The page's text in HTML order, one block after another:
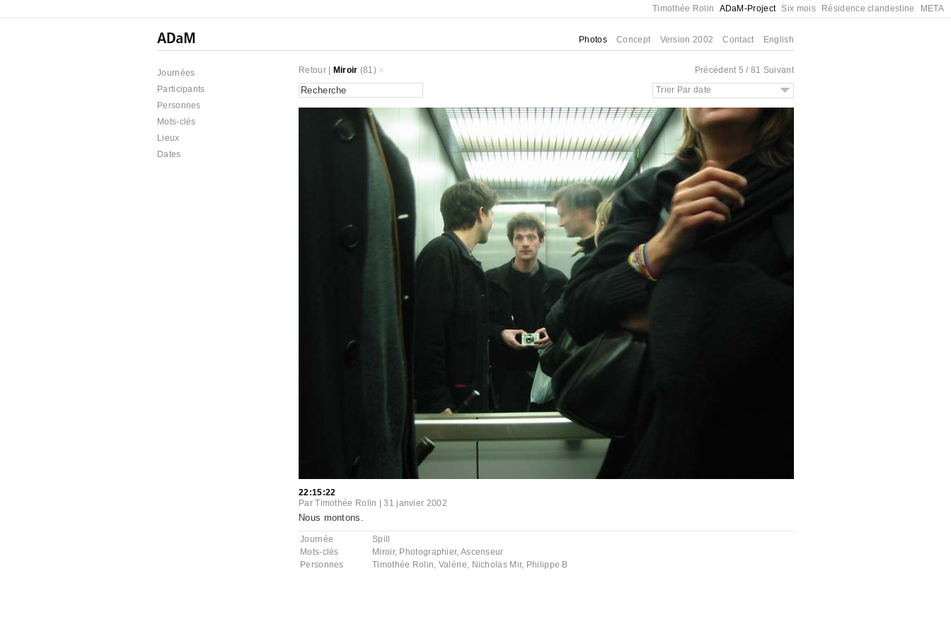
Timothée Rolin ADaM-Project Six mois Résidence clandestine META
Photos Concept Version 2002 Contact English
Journées
Participants
Personnes
Mots-clés
Lieux
Dates
Retour| Miroir (81) Précédent 5 / 81 Suivant
Trier Par date
22:15:22
ParTimothée Rolin |31 janvier 2002
Nous montons.
Journée
Spill
Mots-clés
Miroir, Photographier, Ascenseur
Personnes
Timothée Rolin, Valérie, Nicholas Mir, Philippe B